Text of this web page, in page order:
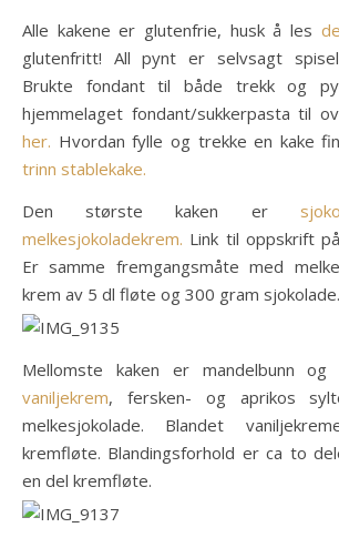
Alle kakene er glutenfrie, husk å les
glutenfritt! All pynt er selvsagt
Brukte fondant til både trekk og
hjemmelaget fondant/sukkerpasta til
her. Hvordan fylle og trekke en kake
trinn stablekake.
Den største kaken er
melkesjokoladekrem. Link til oppskrift
Er samme fremgangsmåte med
krem av 5 dl fløte og 300 gram sjokolade.
Mellomste kaken er mandelbunn og
vaniljekrem, fersken- og aprikos
melkesjokolade. Blandet
kremfløte. Blandingsforhold er ca to
en del kremfløte.